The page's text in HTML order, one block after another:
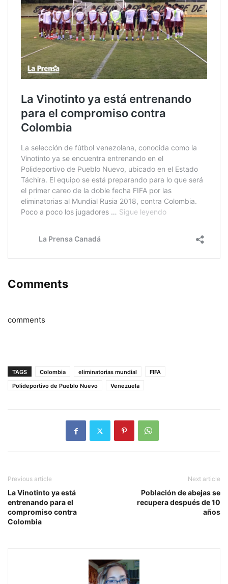
Comments
comments
TAGS Colombia eliminatorias mundial
FIFA
Polideportivo de Pueblo Nuevo
Venezuela
Previous article
La Vinotinto ya está
entrenando para el
compromiso contra
Colombia
Next article
Población de abejas se
recupera después de 10
años